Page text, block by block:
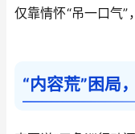
仅靠情怀“吊一口气”
“内容荒”困局